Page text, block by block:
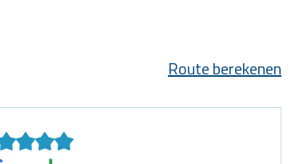
Route berekenen